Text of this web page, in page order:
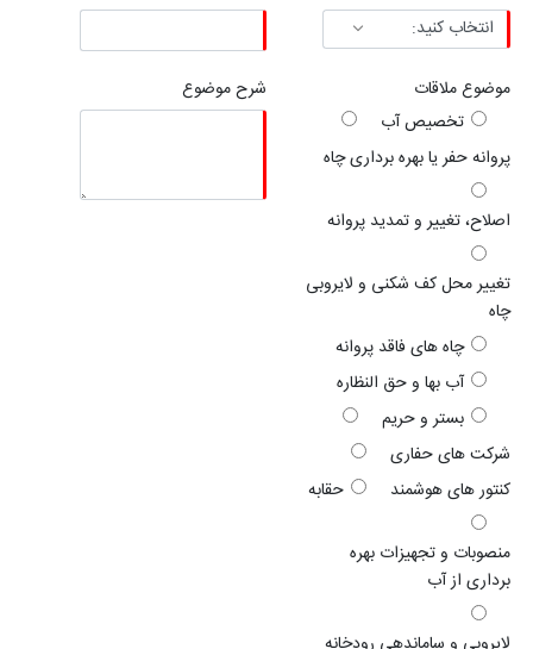
موضوع ملاقات
تخصیص آب
پروانه حفر یا بهره برداری چاه
اصلاح، تغییر و تمدید پروانه
تغییر محل کف شکنی و لایروبی
چاه
چاه های فاقد پروانه
آب بها و حق النظاره
بستر و حریم
شرکت های حفاری
کنتور های هوشمند
حقابه
منصوبات و تجهیزات بهره
برداری از آب
شرح موضوع